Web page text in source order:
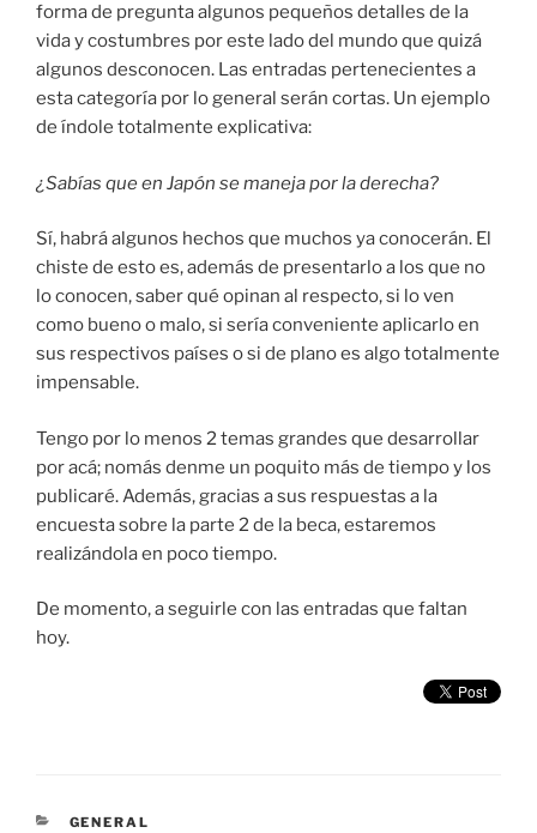
forma de pregunta algunos pequeños detalles de la
vida y costumbres por este lado del mundo que quizá
algunos desconocen. Las entradas pertenecientes a
esta categoría por lo general serán cortas. Un ejemplo
de índole totalmente explicativa:
¿Sabías que en Japón se maneja por la derecha?
Sí, habrá algunos hechos que muchos ya conocerán. El
chiste de esto es, además de presentarlo a los que no
lo conocen, saber qué opinan al respecto, si lo ven
como bueno o malo, si sería conveniente aplicarlo en
sus respectivos países o si de plano es algo totalmente
impensable.
Tengo por lo menos 2 temas grandes que desarrollar
por acá; nomás denme un poquito más de tiempo y los
publicaré. Además, gracias a sus respuestas a la
encuesta sobre la parte 2 de la beca, estaremos
realizándola en poco tiempo.
De momento, a seguirle con las entradas que faltan
hoy.
CATEGORIES
GENERAL